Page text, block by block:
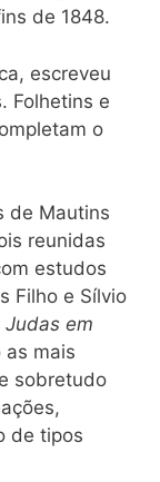
de 1848.
escreveu
Folhetins e
o
de Mautins
reunidas
estudos
Filho e Sílvio
Judas em
as mais
sobretudo
de tipos